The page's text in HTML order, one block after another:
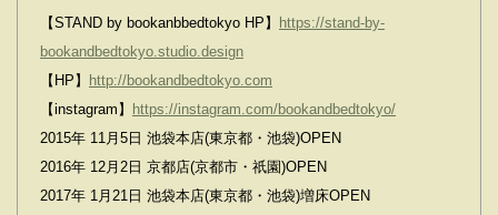
【STAND by bookanbbedtokyo HP】
https://stand-by-
bookandbedtokyo.studio.design
【HP】
http://bookandbedtokyo.com
【instagram】
https://instagram.com/bookandbedtokyo/
2015年 11月5日 池袋本店(東京都・池袋)OPEN
2016年 12月2日 京都店(京都市・祇園)OPEN
2017年 1月21日 池袋本店(東京都・池袋)増床OPEN